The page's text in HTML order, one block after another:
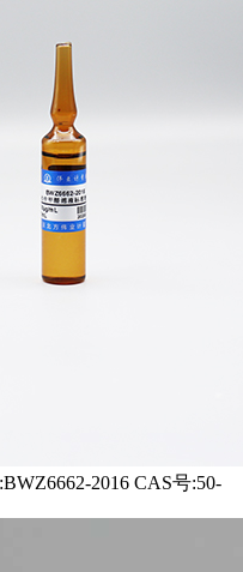
2016 CAS号:50-